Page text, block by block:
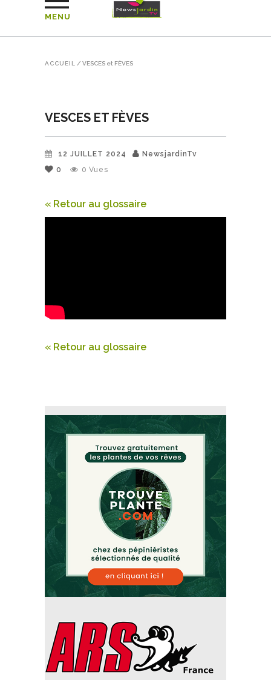
MENU
ACCUEIL / VESCES et FÈVES
VESCES ET FÈVES
12 JUILLET 2024
NewsjardinTv
0
0 Vues
« Retour au glossaire
« Retour au glossaire